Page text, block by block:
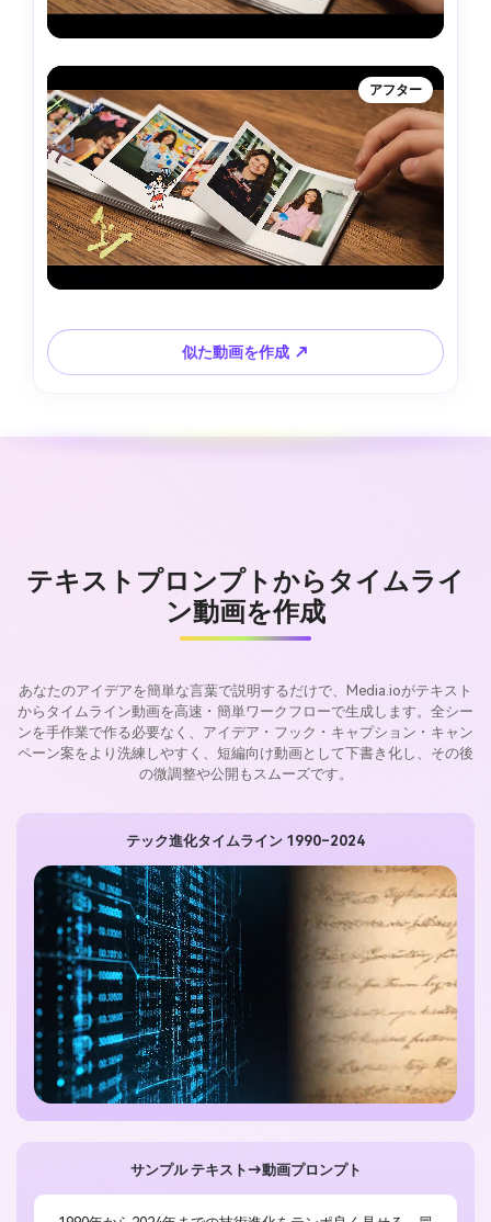
アフター
似た動画を作成 ↗
テキストプロンプトからタイムライ
ン動画を作成
あなたのアイデアを簡単な言葉で説明するだけで、Media.ioがテキスト
からタイムライン動画を高速・簡単ワークフローで生成します。全シー
ンを手作業で作る必要なく、アイデア・フック・キャプション・キャン
ペーン案をより洗練しやすく、短編向け動画として下書き化し、その後
の微調整や公開もスムーズです。
サンプル テキスト→動画プロンプト
テック進化タイムライン 1990–2024